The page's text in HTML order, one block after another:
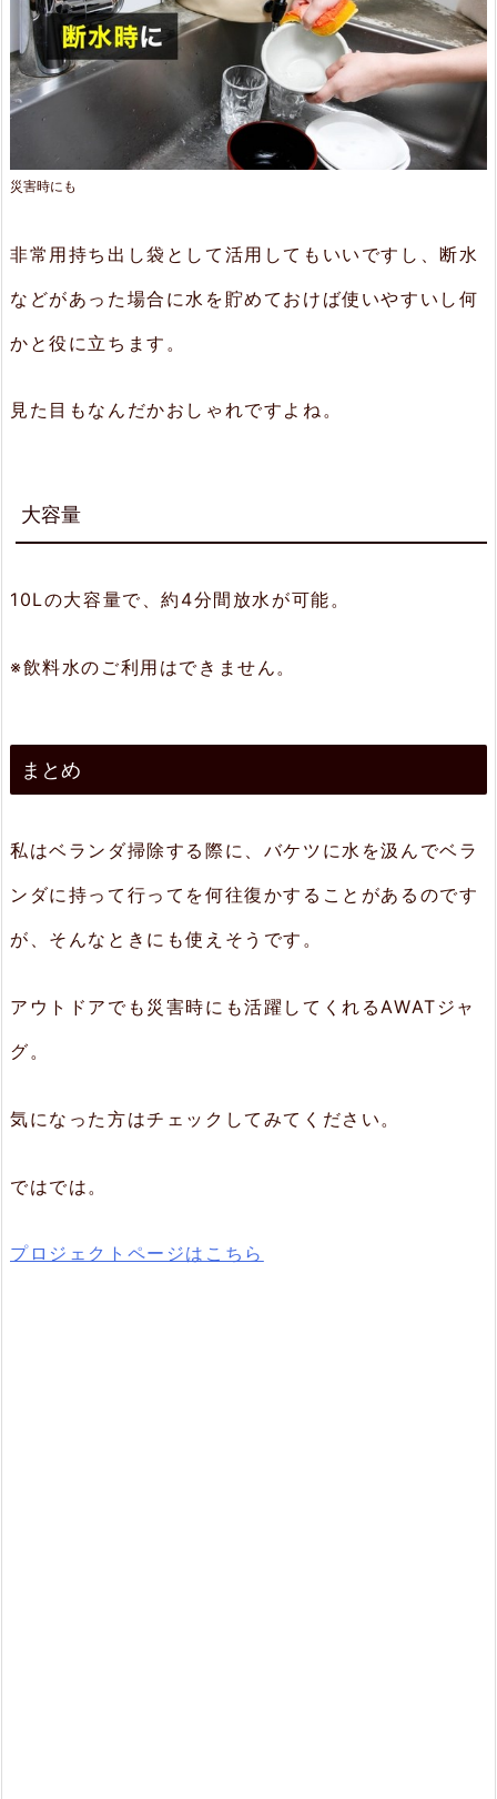
災害時にも
非常用持ち出し袋として活用してもいいですし、断水
などがあった場合に水を貯めておけば使いやすいし何
かと役に立ちます。
見た目もなんだかおしゃれですよね。
大容量
10Lの大容量で、約4分間放水が可能。
※飲料水のご利用はできません。
まとめ
私はベランダ掃除する際に、バケツに水を汲んでベラ
ンダに持って行ってを何往復かすることがあるのです
が、そんなときにも使えそうです。
アウトドアでも災害時にも活躍してくれるAWATジャ
グ。
気になった方はチェックしてみてください。
ではでは。
プロジェクトページはこちら